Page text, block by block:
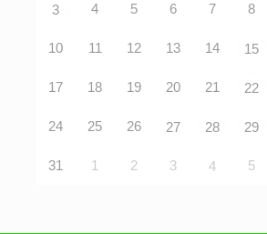
3 4 5 6 7 8
10 11 12 13 14 15
17 18 19 20 21 22
24 25 26 27 28 29
31 1 2 3 4 5